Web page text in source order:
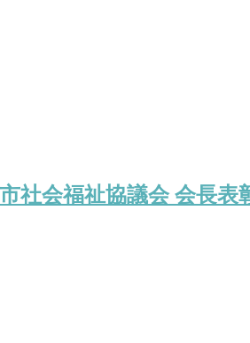
社会福祉協議会 会長表